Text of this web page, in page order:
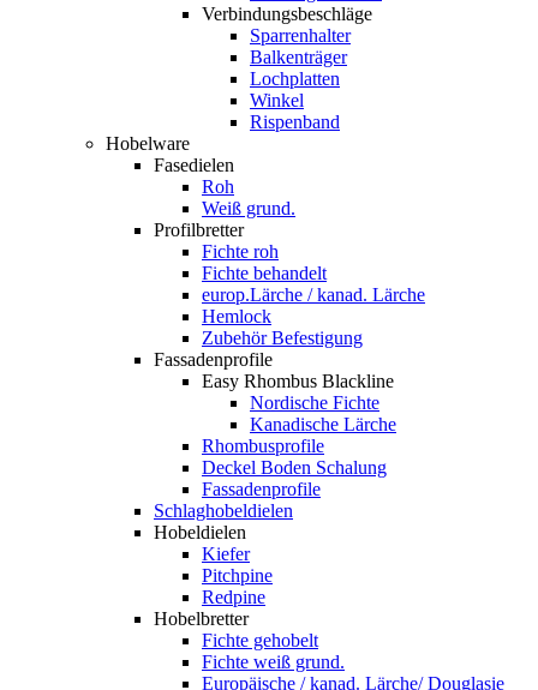
Verbindungsbeschläge
Sparrenhalter
Balkenträger
Lochplatten
Winkel
Rispenband
Hobelware
Fasedielen
Roh
Weiß grund.
Profilbretter
Fichte roh
Fichte behandelt
europ.Lärche / kanad. Lärche
Hemlock
Zubehör Befestigung
Fassadenprofile
Easy Rhombus Blackline
Nordische Fichte
Kanadische Lärche
Rhombusprofile
Deckel Boden Schalung
Fassadenprofile
Schlaghobeldielen
Hobeldielen
Kiefer
Pitchpine
Redpine
Hobelbretter
Fichte gehobelt
Fichte weiß grund.
Europäische / kanad. Lärche/ Douglasie